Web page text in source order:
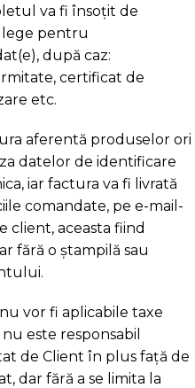
va fi însoțit de
pentru
după caz:
certificat de
etc.
aferentă produselor ori
datelor de identificare
iar factura va fi livrată
comandate, pe e-mail-
client, aceasta fiind
fără o ștampilă sau
vor fi aplicabile taxe
este responsabil
de Client în plus față de
dar fără a se limita la